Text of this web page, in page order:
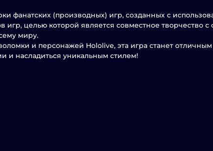
фанатских (производных) игр, созданных с
целью которой является совместное творчество с
миру.
и персонажей Hololive, эта игра станет
и насладиться уникальным стилем!